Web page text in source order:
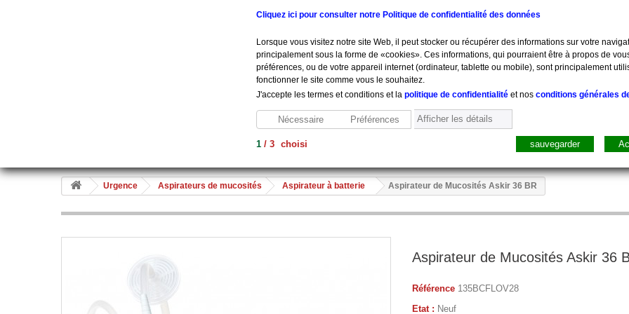
Hygiène Mesure, Pesée Pharmacie Sacs,
Urgence Aspirateurs de mucosités Aspirateur à batterie Aspirateur de Mucosités Askir 36 BR
Aspirateur de Mucosités Askir 36
Référence 135BCFLOV28
Etat : Neuf
Cliquez ici pour consulter notre Politique de confidentialité des données
Lorsque vous visitez notre site Web, il peut stocker ou récupérer des informations sur votre
principalement sous la forme de «cookies». Ces informations, qui pourraient être à propos de
préférences, ou de votre appareil internet (ordinateur, tablette ou mobile), sont principalement
fonctionner le site comme vous le souhaitez.
J'accepte les termes et conditions et la politique de confidentialité et nos conditions générales
Nécessaire Préférences Afficher les détails
1 / 3 choisi sauvegarder